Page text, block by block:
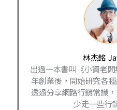
林杰銘
出過一本書叫《小資老
年創業後，開始研究各
透過分享網路行銷常識
少走一些行